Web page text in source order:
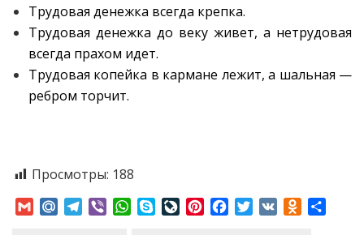
Трудовая денежка всегда крепка.
Трудовая денежка до веку живет, а нетрудовая
всегда прахом идет.
Трудовая копейка в кармане лежит, а шальная —
ребром торчит.
Просмотры: 188
GmailMail.RuTelegram
Viber WhatsApp
SkypeLiveJournal
PinterestFacebookTwitter
VK